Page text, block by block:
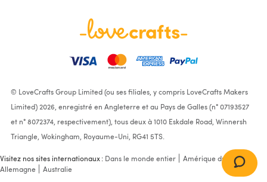
© LoveCrafts Group Limited (ou ses filiales, y compris LoveCrafts Makers
Limited) 2026, enregistré en Angleterre et au Pays de Galles (n° 07193527
et n° 8072374, respectivement), tous deux à 1010 Eskdale Road, Winnersh
Triangle, Wokingham, Royaume-Uni, RG41 5TS.
Visitez nos sites internationaux : Dans le monde entier
Amérique du Nord
Allemagne
Australie